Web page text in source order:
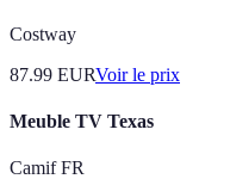
Costway
87.99 EURVoir le prix
Meuble TV Texas
Camif FR